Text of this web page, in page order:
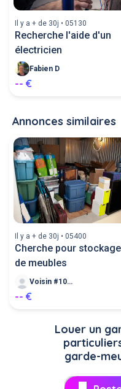
Il y a + de 30j • 05130
Recherche l'aide d'un
électricien
Fabien D
-- €
Annonces similaires
Il y a + de 30j • 05400
Cherche pour stockage
de meubles
Voisin #10699
-- €
Louer un
garde-